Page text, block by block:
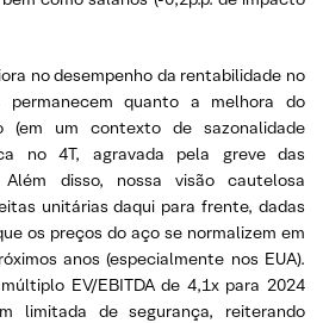
no desempenho da rentabilidade no
permanecem quanto a melhora do
(em um contexto de sazonalidade
no 4T, agravada pela greve das
Além disso, nossa visão cautelosa
unitárias daqui para frente, dadas
os preços do aço se normalizem em
anos (especialmente nos EUA).
EV/EBITDA de 4,1x para 2024
limitada de segurança, reiterando